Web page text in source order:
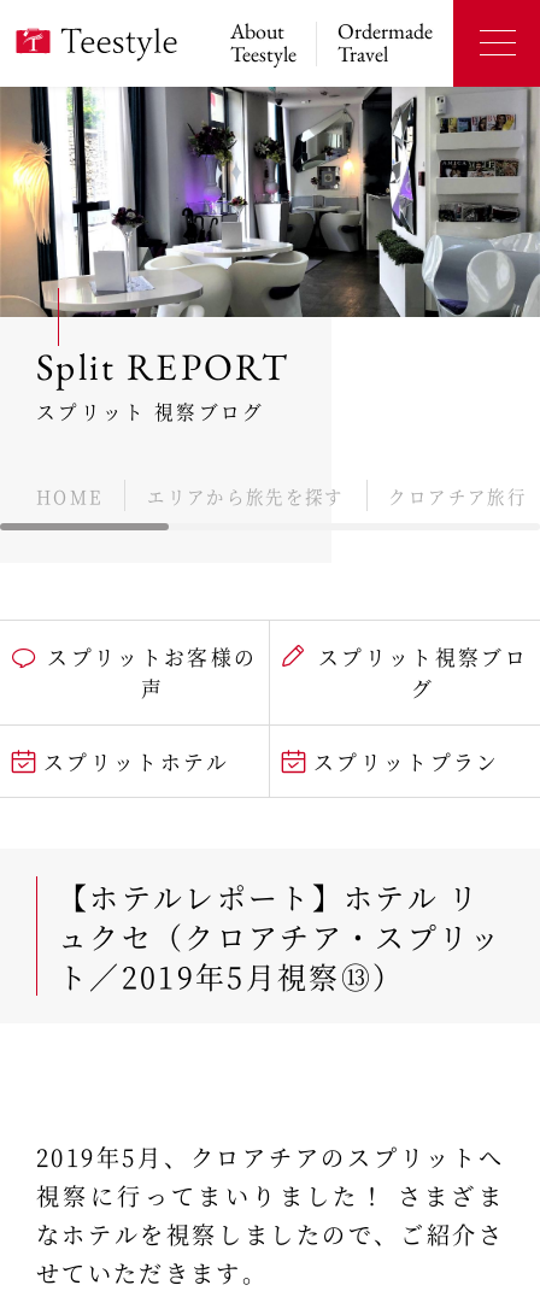
About
Teestyle
Ordermade
Travel
Split REPORT
スプリット 視察ブログ
HOME エリアから旅先を探す クロアチア旅行
スプリットお客様の
声
スプリット視察ブロ
グ
スプリットホテル スプリットプラン
【ホテルレポート】ホテル リ
ュクセ（クロアチア・スプリッ
ト／2019年5月視察⑬）
2019年5月、クロアチアのスプリットへ
視察に行ってまいりました！ さまざま
なホテルを視察しましたので、ご紹介さ
せていただきます。